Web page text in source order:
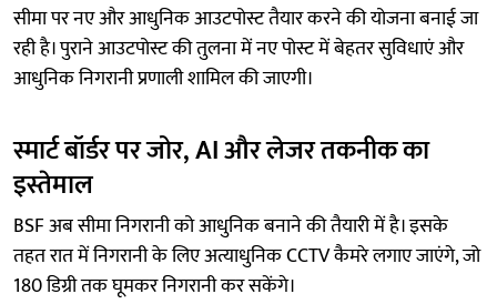
सीमा पर नए और आधुनिक आउटपोस्ट तैयार करने की योजना बनाई जा
रही है। पुराने आउटपोस्ट की तुलना में नए पोस्ट में बेहतर सुविधाएं और
आधुनिक निगरानी प्रणाली शामिल की जाएगी।
स्मार्ट बॉर्डर पर जोर, AI और लेजर तकनीक का
इस्तेमाल
BSF अब सीमा निगरानी को आधुनिक बनाने की तैयारी में है। इसके
तहत रात में निगरानी के लिए अत्याधुनिक CCTV कैमरे लगाए जाएंगे, जो
180 डिग्री तक घूमकर निगरानी कर सकेंगे।